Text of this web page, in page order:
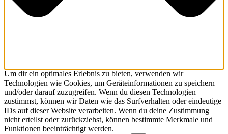
Um dir ein optimales Erlebnis zu bieten, verwenden wir
Technologien wie Cookies, um Geräteinformationen zu speichern
und/oder darauf zuzugreifen. Wenn du diesen Technologien
zustimmst, können wir Daten wie das Surfverhalten oder eindeutige
IDs auf dieser Website verarbeiten. Wenn du deine Zustimmung
nicht erteilst oder zurückziehst, können bestimmte Merkmale und
Funktionen beeinträchtigt werden.